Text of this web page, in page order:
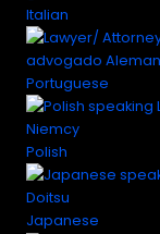
Italian
Portuguese
Polish
Japanese